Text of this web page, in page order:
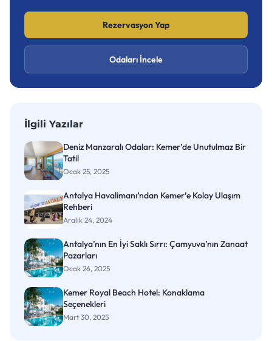
Rezervasyon Yap
Odaları İncele
İlgili Yazılar
Deniz Manzaralı Odalar: Kemer’de Unutulmaz Bir
Tatil
Ocak 25, 2025
Antalya Havalimanı’ndan Kemer’e Kolay Ulaşım
Rehberi
Aralık 24, 2024
Antalya’nın En İyi Saklı Sırrı: Çamyuva’nın Zanaat
Pazarları
Ocak 26, 2025
Kemer Royal Beach Hotel: Konaklama
Seçenekleri
Mart 30, 2025